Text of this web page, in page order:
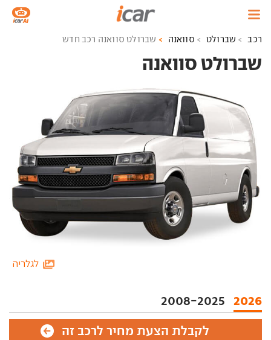
רכב שברולט סוואנה שברולט סוואנה רכב חדש
שברולט סוואנה ‏
2026
2008-2025
לגלריה
לקבלת הצעת מחיר לרכב זה